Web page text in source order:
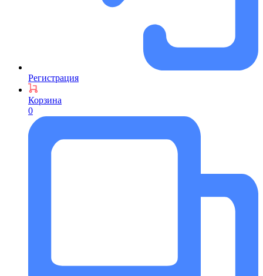
Регистрация
Корзина
0